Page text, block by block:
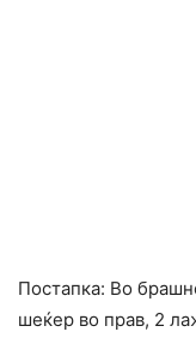
Постапка: Во
шеќер во прав, 2